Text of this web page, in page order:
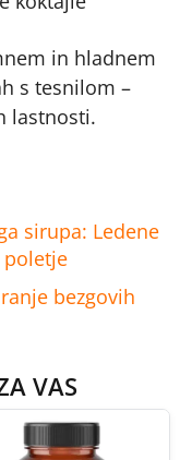
in hladnem
s tesnilom –
lastnosti.
sirupa: Ledene
poletje
bezgovih
VAS